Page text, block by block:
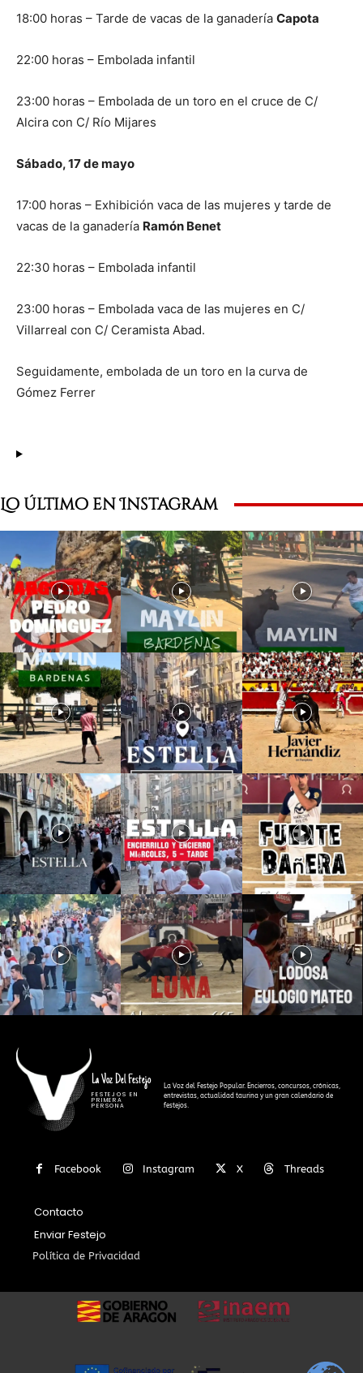
18:00 horas – Tarde de vacas de la ganadería Capota
22:00 horas – Embolada infantil
23:00 horas – Embolada de un toro en el cruce de C/
Alcira con C/ Río Mijares
Sábado, 17 de mayo
17:00 horas – Exhibición vaca de las mujeres y tarde de
vacas de la ganadería Ramón Benet
22:30 horas – Embolada infantil
23:00 horas – Embolada vaca de las mujeres en C/
Villarreal con C/ Ceramista Abad.
Seguidamente, embolada de un toro en la curva de
Gómez Ferrer
Lo último en Instagram
La Voz Del Festejo
FESTEJOS EN
PRIMERA
PERSONA
La Voz del Festejo Popular. Encierros, concursos, crónicas,
entrevistas, actualidad taurina y un gran calendario de
festejos.
Facebook Instagram X Threads
Contacto
Enviar Festejo
Política de Privacidad